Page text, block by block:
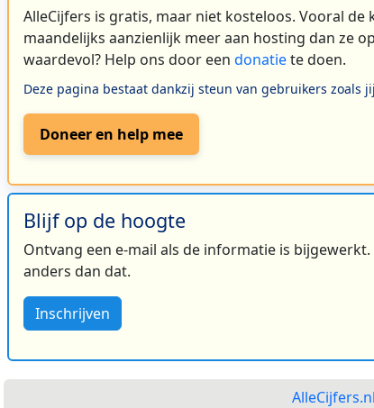
AlleCijfers is gratis, maar niet kosteloos. Vooral de
maandelijks aanzienlijk meer aan hosting dan ze
waardevol? Help ons door een donatiete doen.
Deze pagina bestaat dankzij steun van gebruikers zoals
Doneer en help mee
Blijf op de hoogte
Ontvang een e-mail als de informatie is
anders dan dat.
Inschrijven
AlleCijfers.nl